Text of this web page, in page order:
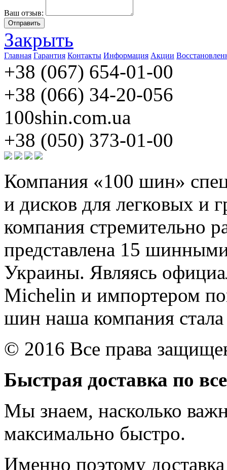
Ваш отзыв:
Отправить
Закрыть
Главная Гарантия Контакты Информация Акции
+38 (067) 654-01-00
+38 (066) 34-20-056
100shin.com.ua
+38 (050) 373-01-00
Компания «100 шин»
и дисков для легковых и
компания стремительно
представлена 15
Украины. Являясь
Michelin и импортером
шин наша компания
© 2016 Все права
Быстрая доставка по
Мы знаем, насколько
максимально быстро.
Именно поэтому